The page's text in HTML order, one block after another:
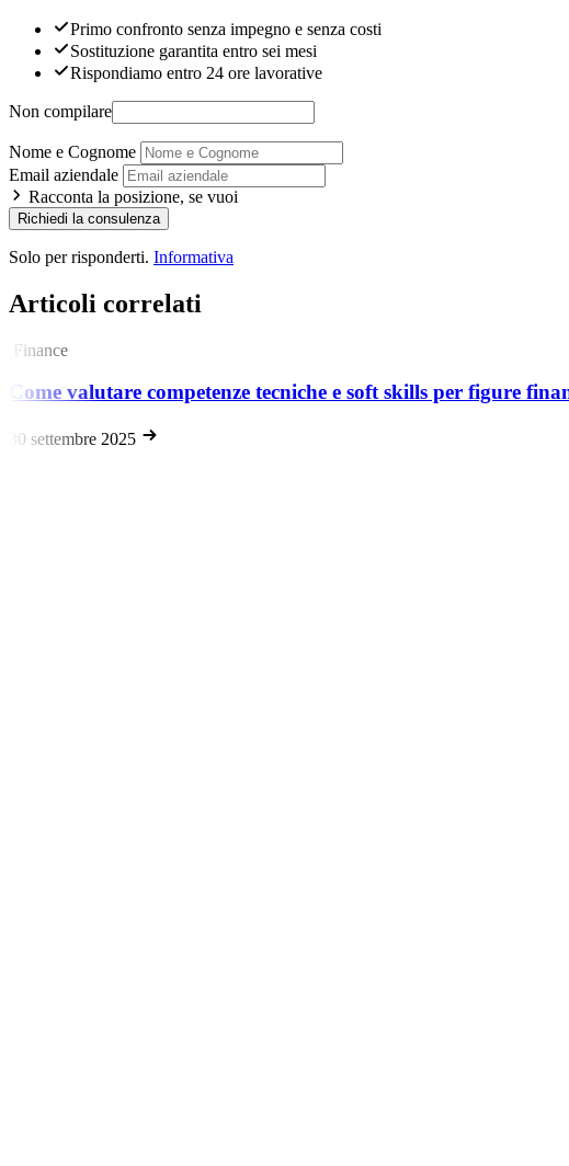
Primo confronto senza impegno e senza costi
Sostituzione garantita entro sei mesi
Rispondiamo entro 24 ore lavorative
Non compilare
Nome e Cognome
Email aziendale
Racconta la posizione, se vuoi
Richiedi la consulenza
Solo per risponderti. Informativa
Articoli correlati
Finance
Come valutare competenze tecniche e soft skills per figure
30 settembre 2025